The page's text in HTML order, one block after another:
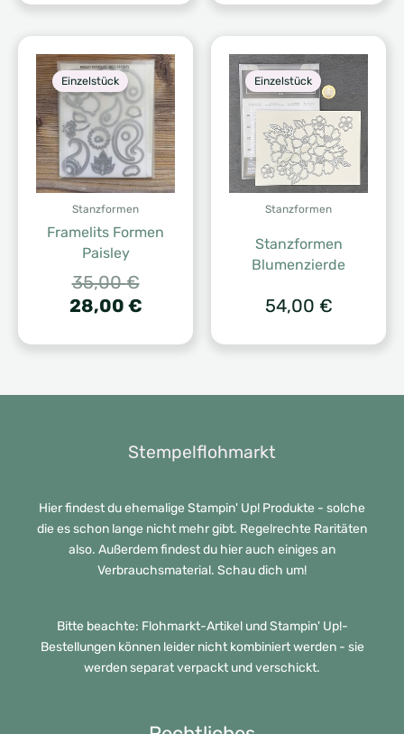
48,00 €
ist:
43,20 €.
Einzelstück
Stanzformen
Framelits Formen
Paisley
35,00€Ursprünglicher
Preis
35,00 €
28,00 €Aktueller
ist:
Einzelstück
Stanzformen
Stanzformen
Blumenzierde
54,00 €
Stempelflohmarkt
Hier findest du ehemalige Stampin' Up! Produkte - solche
die es schon lange nicht mehr gibt. Regelrechte Raritäten
also. Außerdem findest du hier auch einiges an
Verbrauchsmaterial. Schau dich um!
Bitte beachte: Flohmarkt-Artikel und Stampin' Up!-
Bestellungen können leider nicht kombiniert werden - sie
werden separat verpackt und verschickt.